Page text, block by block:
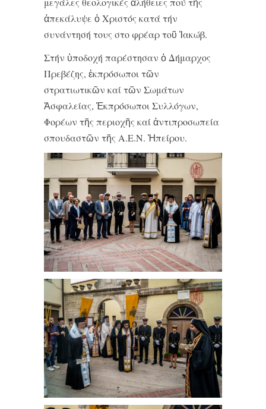
ἀπεκάλυψε ὁ Χριστός κατά τήν
συνάντησή τους στο φρέαρ τοῦ Ἰακώβ.
Στήν ὑποδοχή παρέστησαν ὁ Δήμαρχος
Πρεβέζης, ἐκπρόσωποι τῶν
στρατιωτικῶν καί τῶν Σωμάτων
Ἀσφαλείας, Ἐκπρόσωποι Συλλόγων,
Φορέων τῆς περιοχῆς καί ἀντιπροσωπεία
σπουδαστῶν τῆς Α.Ε.Ν. Ἠπείρου.